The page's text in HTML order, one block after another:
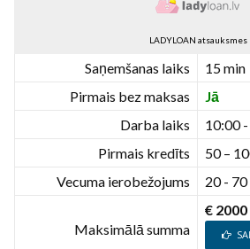
LADYLOAN atsauksmes
Saņemšanas laiks
15 min
Pirmais bez maksas
Jā
Darba laiks
10:00
Pirmais kredīts
50 –
Vecuma ierobežojums
20 -
Maksimālā summa
€ 2000